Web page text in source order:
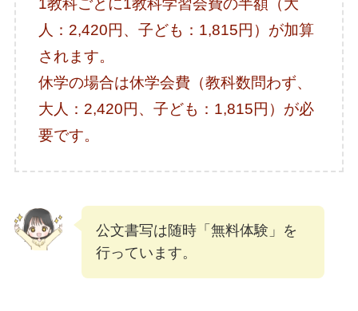
1教科ごとに1教科学習会費の半額（大
人：2,420円、子ども：1,815円）が加算
されます。
休学の場合は休学会費（教科数問わず、
大人：2,420円、子ども：1,815円）が必
要です。
公文書写は随時「無料体験」を
行っています。